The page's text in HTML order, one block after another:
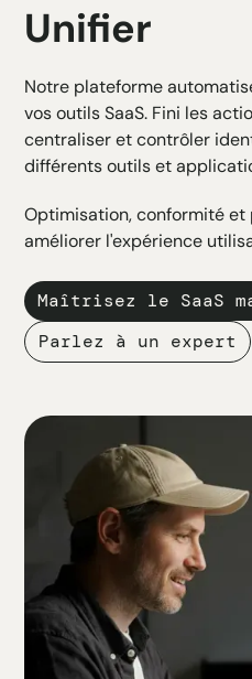
Unifier
Notre plateforme
vos outils SaaS. Fini les
centraliser et contrôler
différents outils et
Optimisation, conformité
améliorer l'expérience
Maîtrisez le SaaS
Parlez à un expert